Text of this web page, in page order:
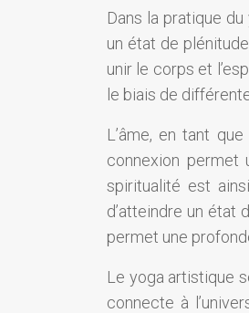
Dans la pratique
un état de
unir le corps et
le biais de
L’âme, en tant
connexion permet
spiritualité est
d’atteindre un état
permet une
Le yoga artistique
connecte à